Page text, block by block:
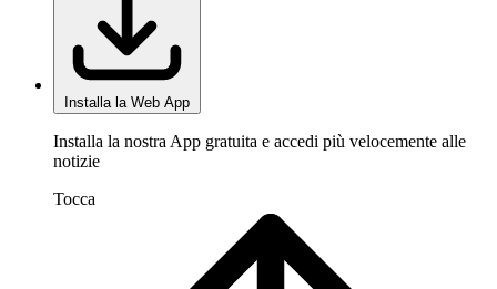
Installa la Web App
Installa la nostra App gratuita e accedi più velocemente alle
notizie
Tocca